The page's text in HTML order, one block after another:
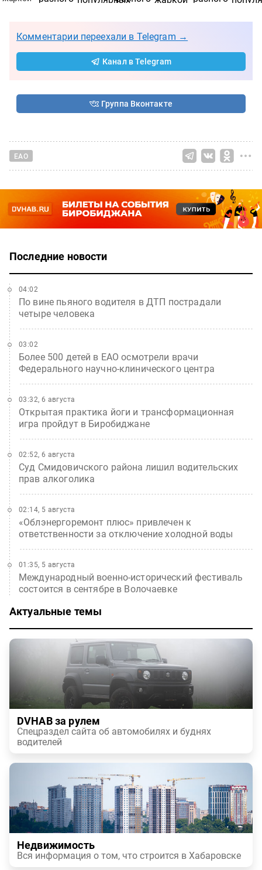
Комментарии переехали в Telegram →
Канал в Telegram
Группа Вконтакте
ЕАО
Последние новости
По вине пьяного водителя в ДТП пострадали
четыре человека
04:02
Более 500 детей в ЕАО осмотрели врачи
Федерального научно-клинического центра
03:02
Открытая практика йоги и трансформационная
игра пройдут в Биробиджане
03:32, 6 августа
Суд Смидовичского района лишил водительских
прав алкоголика
02:52, 6 августа
«Облэнергоремонт плюс» привлечен к
ответственности за отключение холодной воды
02:14, 5 августа
Международный военно-исторический фестиваль
состоится в сентябре в Волочаевке
01:35, 5 августа
Актуальные темы
DVHAB за рулем
Спецраздел сайта об автомобилях и буднях
водителей
Недвижимость
Вся информация о том, что строится в Хабаровске